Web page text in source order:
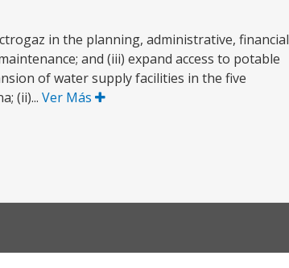
in the planning, administrative, financial
and (iii) expand access to potable
of water supply facilities in the five
(ii)... Ver Más